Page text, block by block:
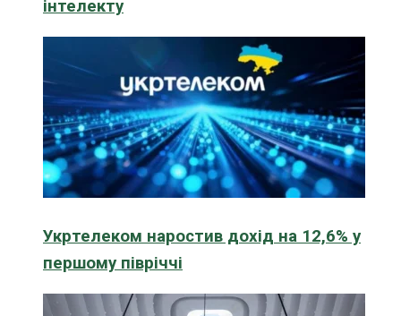
інтелекту
Укртелеком наростив дохід на 12,6% у
першому півріччі